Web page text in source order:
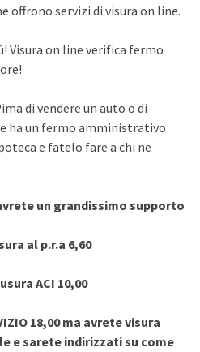
offrono servizi di visura on line.
Visura on line verifica fermo
di vendere un auto o di
ha un fermo amministrativo
e fatelo fare a chi ne
un grandissimo supporto
al p.r.a 6,60
ACI 10,00
18,00 ma avrete visura
e sarete indirizzati su come